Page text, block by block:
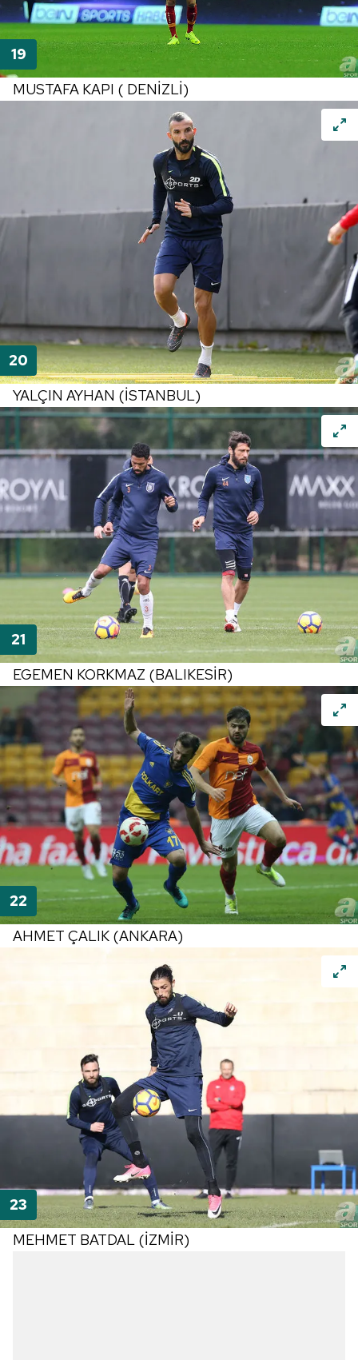
MUSTAFA KAPI ( DENİZLİ)
YALÇIN AYHAN (İSTANBUL)
EGEMEN KORKMAZ (BALIKESİR)
AHMET ÇALIK (ANKARA)
MEHMET BATDAL (İZMİR)